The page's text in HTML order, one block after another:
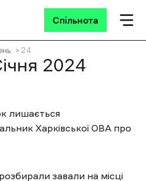
Спільнота
24
2024
лишається
Харківської ОВА про
завали на місці